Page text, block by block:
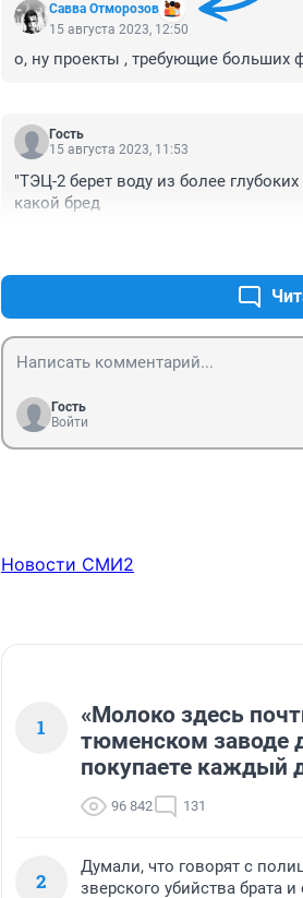
Савва Отморозов
15 августа 2023, 12:50
о, ну проекты , требующие больших
Гость
15 августа 2023, 11:53
"ТЭЦ-2 берет воду из более глубоких
какой бред
Гость
Войти
Новости СМИ2
1
«Молоко здесь
тюменском заводе
покупаете каждый
96 842 131
2
Думали, что говорят с
зверского убийства брата